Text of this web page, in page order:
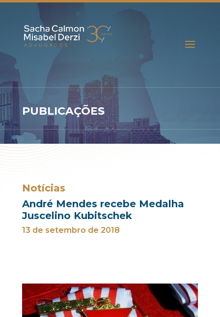
PUBLICAÇÕES
Notícias
André Mendes recebe Medalha
Juscelino Kubitschek
13 de setembro de 2018